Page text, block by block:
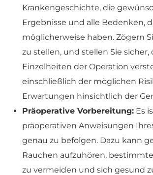
Krankengeschichte, die
Ergebnisse und alle Bedenken,
möglicherweise haben. Zögern
zu stellen, und stellen Sie sicher,
Einzelheiten der Operation
einschließlich der möglichen
Erwartungen hinsichtlich der
Präoperative Vorbereitung: Es
präoperativen Anweisungen
genau zu befolgen. Dazu kann
Rauchen aufzuhören,
zu vermeiden und sich gesund